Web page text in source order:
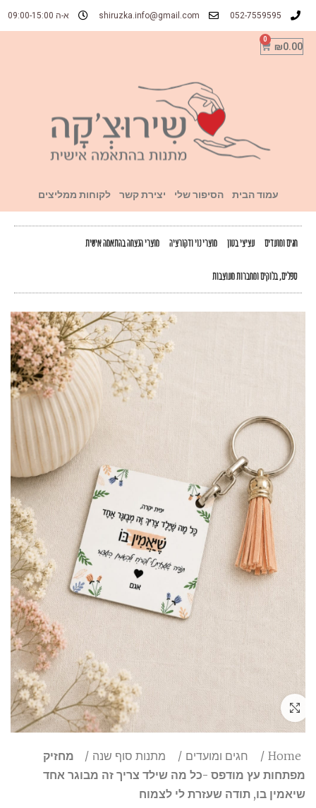
052-7559595
shiruzka.info@gmail.com א-ה 09:00-15:00
₪0.00
עמוד הבית הסיפור שלי יצירת קשר לקוחות ממליצים
חגים ומועדים עציצי בטון מוצרי נוי ודקורציה מוצרי הנצחה בהתאמה אישית
ספלים, בלוקים ומחברות מעוצבות
Home חגים ומועדים מתנות סוף שנה
מחזיק
מפתחות עץ מודפס -כל מה שילד צריך זה מבוגר אחד
שיאמין בו, תודה שעזרת לי לצמוח